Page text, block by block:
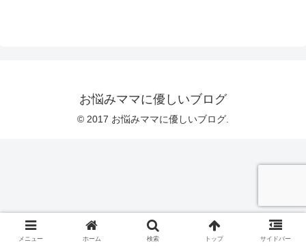
お悩みママに優しいブログ
© 2017 お悩みママに優しいブログ.
メニュー ホーム 検索 トップ サイドバー